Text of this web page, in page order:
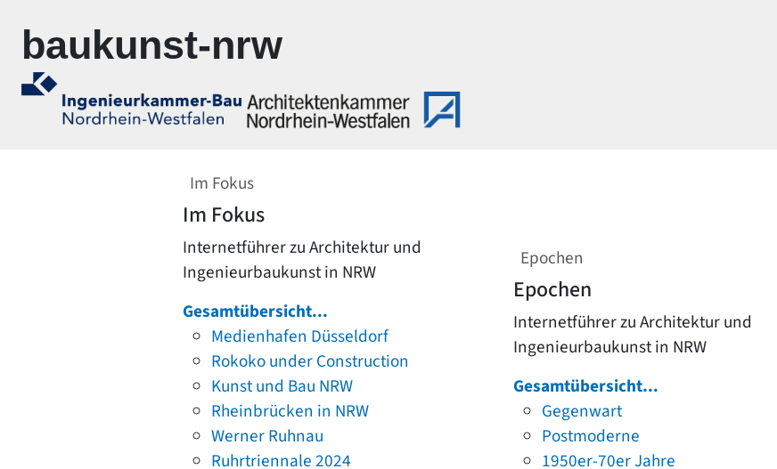
baukunst-nrw
Im Fokus
Im Fokus
Internetführer zu Architektur und
Ingenieurbaukunst in NRW
Gesamtübersicht...
Medienhafen Düsseldorf
Rokoko under Construction
Kunst und Bau NRW
Rheinbrücken in NRW
Werner Ruhnau
Ruhrtriennale 2024
Epochen
Epochen
Internetführer zu Architektur und
Ingenieurbaukunst in NRW
Gesamtübersicht...
Gegenwart
Postmoderne
1950er-70er Jahre